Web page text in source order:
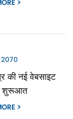
>
की नई वेबसाइट
शुरूआत
>